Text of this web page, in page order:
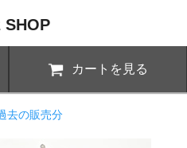
SHOP
カートを見る
去の販売分